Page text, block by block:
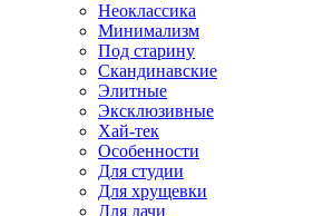
Неоклассика
Минимализм
Под старину
Скандинавские
Элитные
Эксклюзивные
Хай-тек
Особенности
Для студии
Для хрущевки
Для дачи